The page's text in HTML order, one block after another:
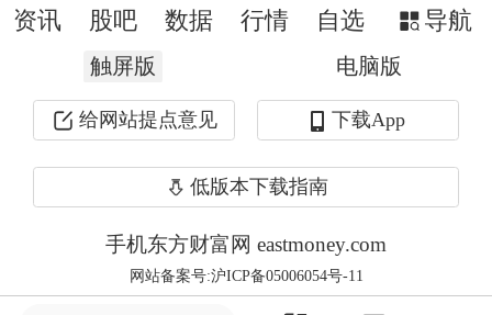
可以记录用户访问的网站及其操作内
容，并据此提供更个性化的回答。
资讯 股吧 数据 行情 自选 导航
触屏版 电脑版
给网站提点意见 下载App
低版本下载指南
手机东方财富网 eastmoney.com
网站备案号:沪ICP备05006054号-11